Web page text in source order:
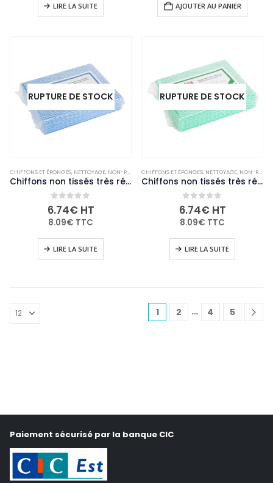
LIRE LA SUITE AJOUTER AU PANIER
RUPTURE DE STOCK
CHIFFONS ET ÉPONGES, NETTOYAGE, NON-PALETTISABLE ,USAGE UNIQUE ET ENTRETIEN
Chiffons non tissés très résistants Jantex bleus (lot de 25)
0 out of 5
6.74€ HT
8.09€ TTC
LIRE LA SUITE
RUPTURE DE STOCK
CHIFFONS ET ÉPONGES, NETTOYAGE, NON-PALETTISABLE
Chiffons non tissés très résistants Jantex verts (lot de 25)
0 out of 5
6.74€ HT
8.09€ TTC
LIRE LA SUITE
1 2 … 4 5
Paiement sécurisé par la banque CIC